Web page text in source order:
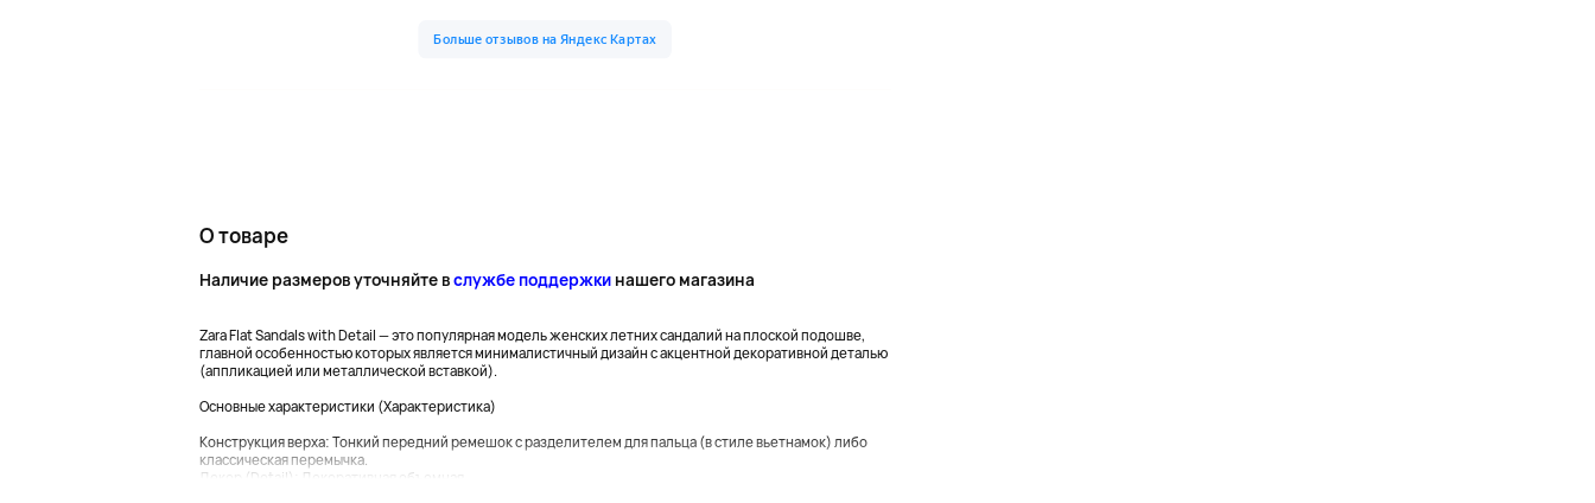
О товаре
Наличие размеров уточняйте вслужбе поддержки нашего магазина
Zara Flat Sandals with Detail — это популярная модель женских летних сандалий на плоской подошве,
главной особенностью которых является минималистичный дизайн с акцентной декоративной деталью
(аппликацией или металлической вставкой).
Основные характеристики (Характеристика)
Конструкция верха: Тонкий передний ремешок с разделителем для пальца (в стиле вьетнамок) либо
классическая перемычка.
Декор (Detail): Декоративная объемная...